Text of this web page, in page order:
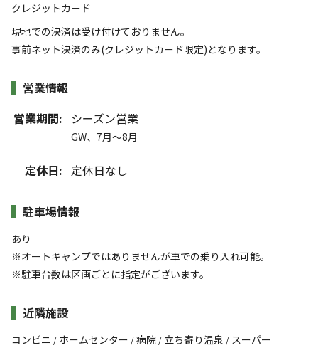
クレジットカード
現地での決済は受け付けておりません。
事前ネット決済のみ(クレジットカード限定)となります。
営業情報
営業期間:
シーズン営業
GW、7月～8月
定休日: 定休日なし
駐車場情報
あり
※オートキャンプではありませんが車での乗り入れ可能。
※駐車台数は区画ごとに指定がございます。
近隣施設
コンビニ / ホームセンター /病院/ 立ち寄り温泉 / スーパー